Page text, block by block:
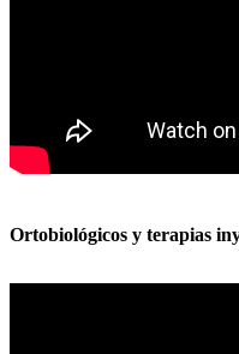
Ortobiológicos y terapias